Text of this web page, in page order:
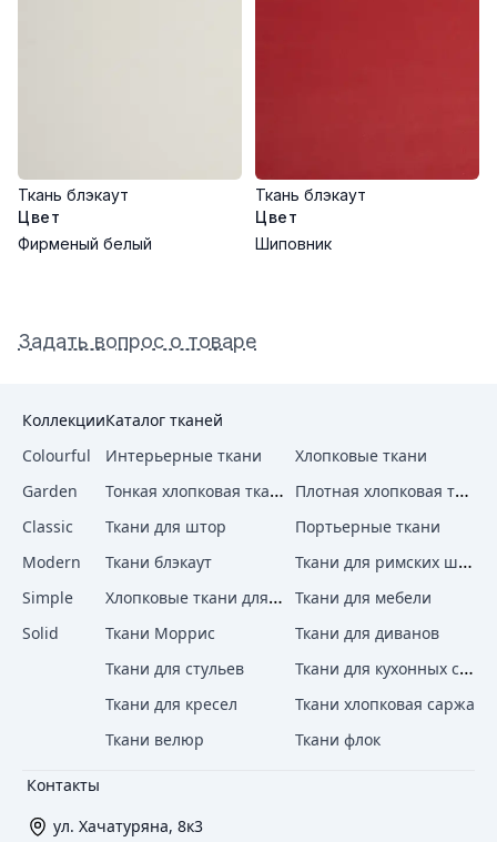
Ткань блэкаут
Цвет
Фирменый белый
Ткань блэкаут
Цвет
Шиповник
Задать вопрос о товаре
Контакты
ул. Хачатуряна, 8к3
Коллекции
Colourful
Garden
Classic
Modern
Simple
Solid
Каталог тканей
Интерьерные ткани
Хлопковые ткани
Тонкая хлопковая ткань Плотная хлопковая ткань
Ткани для штор
Портьерные ткани
Ткани блэкаут
Ткани для римских штор
Хлопковые ткани для штор
Ткани для мебели
Ткани Моррис
Ткани для диванов
Ткани для стульев
Ткани для кухонных стульев
Ткани для кресел
Ткани хлопковая саржа
Ткани велюр
Ткани флок